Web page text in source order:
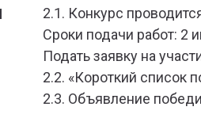
2.1. Конкурс
Сроки подачи работ: 2
Подать заявку на
2.2. «Короткий список
2.3. Объявление